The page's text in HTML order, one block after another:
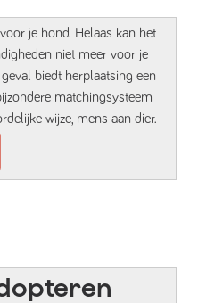
je hond. Helaas kan het
niet meer voor je
biedt herplaatsing een
matchingsysteem
wijze, mens aan dier.